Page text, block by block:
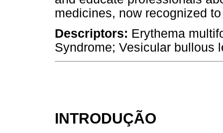
medicines, now recognized
Descriptors: Erythema
Syndrome; Vesicular bullous
INTRODUÇÃO